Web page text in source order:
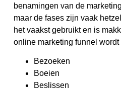
benamingen van de
maar de fases zijn vaak
het vaakst gebruikt en is
online marketing funnel
Bezoeken
Boeien
Beslissen